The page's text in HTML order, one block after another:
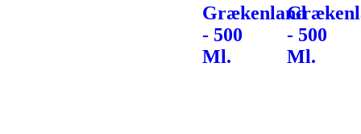
Grækenland
- 500
Ml.
- 500
Ml.